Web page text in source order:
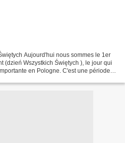
Aujourd'hui nous sommes le 1er
(dzień Wszystkich Świętych ), le jour qui
en Pologne. C'est une période